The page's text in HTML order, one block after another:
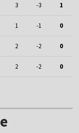
3 -3 1
1 -1 0
2 -2 0
2 -2 0